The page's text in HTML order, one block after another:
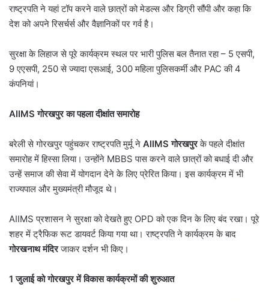
राष्ट्रपति ने यहां टॉप करने वाले छात्रों को मेडल्स और डिग्री सौंपी और कहा कि
देश को अपने रिसर्चर्स और वैज्ञानिकों पर गर्व है।
सुरक्षा के लिहाज से पूरे कार्यक्रम स्थल पर भारी पुलिस बल तैनात रहा – 5 एसपी,
9 एएसपी, 250 से ज्यादा एसआई, 300 महिला पुलिसकर्मी और PAC की 4
कंपनियां।
AIIMSगोरखपुर का पहला दीक्षांत समारोह
बरेली से गोरखपुर पहुंचकर राष्ट्रपति मुर्मू ने AIIMSगोरखपुरके पहले दीक्षांत
समारोह में हिस्सा लिया। उन्होंने MBBS पास करने वाले छात्रों को बधाई दी और
उन्हें समाज की सेवा में योगदान देने के लिए प्रेरित किया। इस कार्यक्रम में भी
राज्यपाल और मुख्यमंत्री मौजूद थे।
AIIMS प्रशासन ने सुरक्षा को देखते हुए OPD को एक दिन के लिए बंद रखा। पूरे
शहर में ट्रैफिक रूट डायवर्ट किया गया था। राष्ट्रपति ने कार्यक्रम के बाद
गोरखनाथ मंदिरजाकर दर्शन भी किए।
1जुलाई को गोरखपुर में विकास कार्यक्रमों की शुरुआत